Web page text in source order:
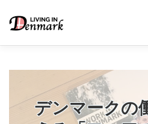
LIFE TIPS – 生活便利帳
デンマークの